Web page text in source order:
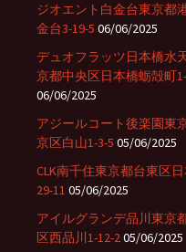
ジオエント白金台東京都
金台3-19-5 06/06/2025
デュオフラッツ日本橋水
京都中央区日本橋蛎殻町
06/06/2025
アジールコート後楽園東
京区白山1-3-5 05/06/2025
CLK南千住東京都台東区
29-11 05/06/2025
アイルグランデ品川東京
区西品川1-12-205/06/2025